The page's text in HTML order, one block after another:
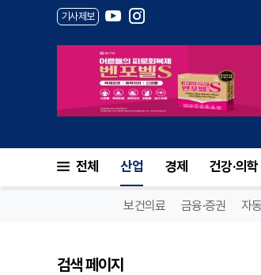
기사제보
전체 산업 경제 건강·의학
보건의료 금융·증권 자
검색 페이지